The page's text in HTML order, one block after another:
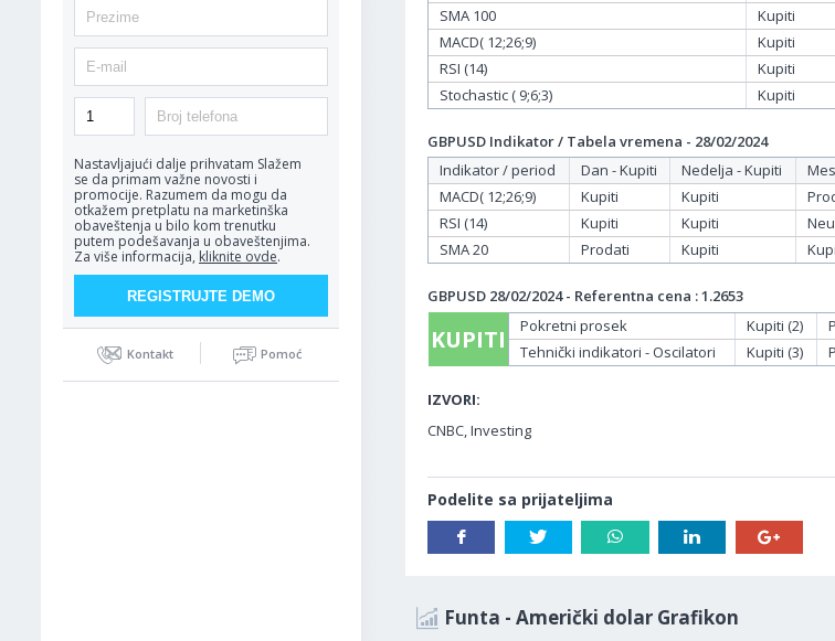
Nastavljajući dalje prihvatam Slažem
se da primam važne novosti i
promocije. Razumem da mogu da
otkažem pretplatu na marketinška
obaveštenja u bilo kom trenutku
putem podešavanja u obaveštenjima.
Za više informacija, kliknite ovde.
Kontakt Pomoć
SMA 100
Kupiti
MACD( 12;26;9)
Kupiti
RSI (14)
Kupiti
Stochastic ( 9;6;3)
Kupiti
GBPUSD Indikator / Tabela vremena - 28/02/2024
Indikator / period
Dan - Kupiti Nedelja - Kupiti
MACD( 12;26;9)
Kupiti Kupiti
RSI (14)
Kupiti Kupiti
SMA 20
Prodati Kupiti
GBPUSD 28/02/2024 - Referentna cena : 1.2653
KUPITI Pokretni prosek Kupiti (2)
Tehnički indikatori - Oscilatori
Kupiti (3)
IZVORI:
CNBC, Investing
Podelite sa prijateljima
Funta - Američki dolar Grafikon